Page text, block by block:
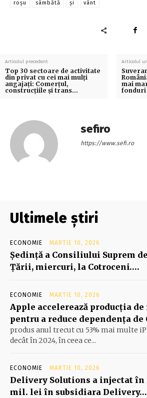
roşu
sâmbătă și vânt
Articolul precedent
Top 30 sectoare de activitate
din privat cu cei mai mulţi
angajaţi: Comerţul,
construcţiile şi trans…
Articolul
mai
fonduri
sefiro
https://www.sefi.ro
Ultimele știri
ECONOMIE MARTIE 10, 2026
Şedinţă a Consiliului Suprem
Ţării, miercuri, la Cotroceni….
ECONOMIE MARTIE 10, 2026
Apple accelerează producția
pentru a reduce dependența de
produs anul trecut cu 53% mai multe
decât în 2024, în ceea ce...
ECONOMIE MARTIE 10, 2026
Delivery Solutions a injectat în
mil. lei în subsidiara Delivery…